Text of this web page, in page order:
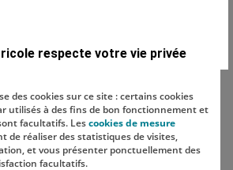
respecte votre vie privée
des cookies sur ce site : certains cookies
utilisés à des fins de bon fonctionnement et
facultatifs. Lescookies de mesure
de réaliser des statistiques de visites,
et vous présenter ponctuellement des
facultatifs.